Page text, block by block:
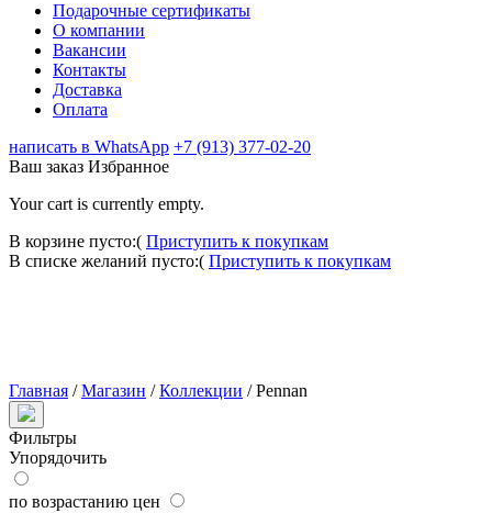
Подарочные сертификаты
О компании
Вакансии
Контакты
Доставка
Оплата
написать в WhatsApp +7 (913) 377-02-20
Ваш заказ Избранное
Your cart is currently empty.
В корзине пусто:( Приступить к покупкам
В списке желаний пусто:( Приступить к покупкам
Главная /Магазин /Коллекции /Pennan
Фильтры
Упорядочить
по возрастанию цен